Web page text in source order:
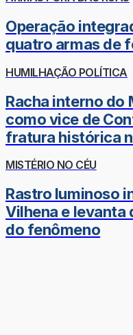
Operação
quatro armas de
HUMILHAÇÃO POLÍTICA
Racha interno do
como vice de
fratura histórica
MISTÉRIO NO CÉU
Rastro luminoso
Vilhena e levanta
do fenômeno